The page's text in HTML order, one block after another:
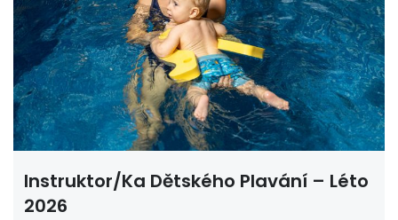
Instruktor/ka Dětského Plavání – Léto
2026